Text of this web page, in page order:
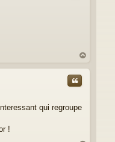
Citer
qui regroupe
!